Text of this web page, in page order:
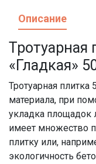
Описание
Тротуарная
«Гладкая»
Тротуарная
материала, при
укладка
имеет множество
плитку или,
экологичность